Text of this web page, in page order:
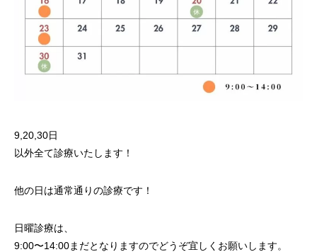
9,20,30日
以外全て診療いたします！
他の日は通常通りの診療です！
日曜診療は、
9:00〜14:00まだとなりますのでどうぞ宜しくお願いします。